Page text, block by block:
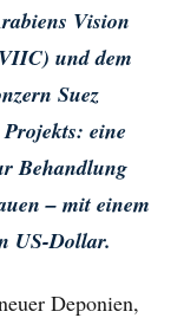
Vision
und dem
Suez
eine
Behandlung
– mit einem
US-Dollar.
Deponien,